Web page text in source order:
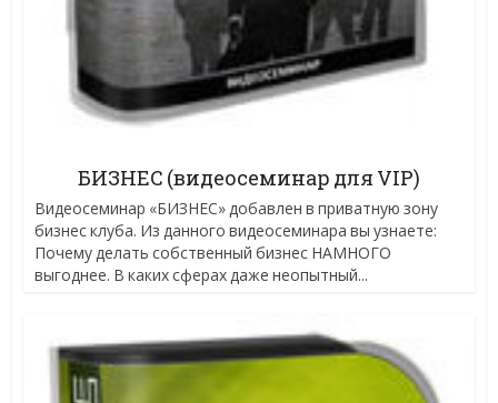
БИЗНЕС (видеосеминар для VIP)
Видеосеминар «БИЗНЕС» добавлен в приватную зону
бизнес клуба. Из данного видеосеминара вы узнаете:
Почему делать собственный бизнес НАМНОГО
выгоднее. В каких сферах даже неопытный...